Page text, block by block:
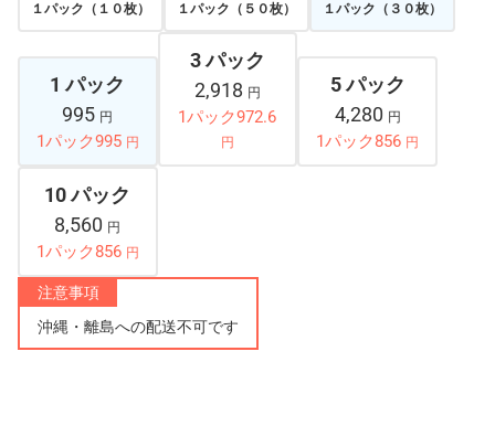
１パック（１０枚） １パック（５０枚） １パック（３０枚）
1 パック
995 円
1パック995 円
3 パック
2,918 円
1パック972.6
円
5 パック
4,280 円
1パック856 円
10 パック
8,560 円
1パック856 円
注意事項
沖縄・離島への配送不可です